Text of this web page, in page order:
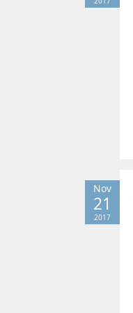
Nov
21
2017